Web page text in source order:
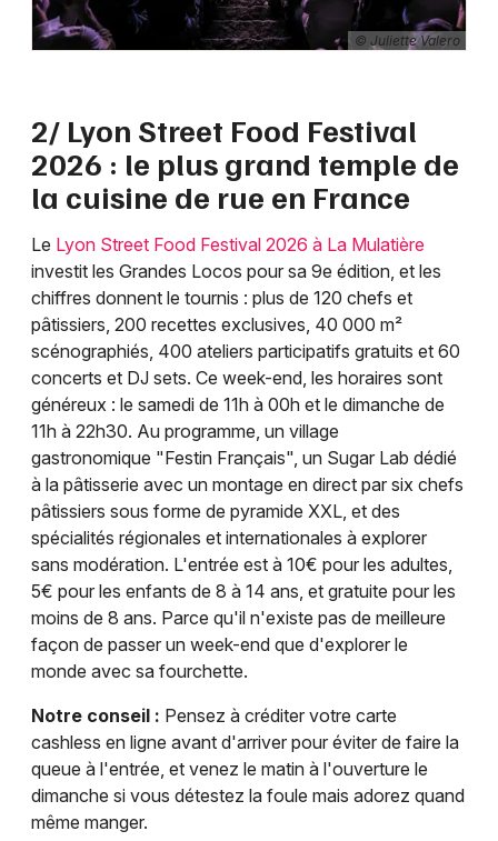
© Juliette Valero
2/ Lyon Street Food Festival
2026 : le plus grand temple de
la cuisine de rue en France
Le Lyon Street Food Festival 2026 à La Mulatière
investit les Grandes Locos pour sa 9e édition, et les
chiffres donnent le tournis : plus de 120 chefs et
pâtissiers, 200 recettes exclusives, 40 000 m²
scénographiés, 400 ateliers participatifs gratuits et 60
concerts et DJ sets. Ce week-end, les horaires sont
généreux : le samedi de 11h à 00h et le dimanche de
11h à 22h30. Au programme, un village
gastronomique "Festin Français", un Sugar Lab dédié
à la pâtisserie avec un montage en direct par six chefs
pâtissiers sous forme de pyramide XXL, et des
spécialités régionales et internationales à explorer
sans modération. L'entrée est à 10€ pour les adultes,
5€ pour les enfants de 8 à 14 ans, et gratuite pour les
moins de 8 ans. Parce qu'il n'existe pas de meilleure
façon de passer un week-end que d'explorer le
monde avec sa fourchette.
Notre conseil : Pensez à créditer votre carte
cashless en ligne avant d'arriver pour éviter de faire la
queue à l'entrée, et venez le matin à l'ouverture le
dimanche si vous détestez la foule mais adorez quand
même manger.